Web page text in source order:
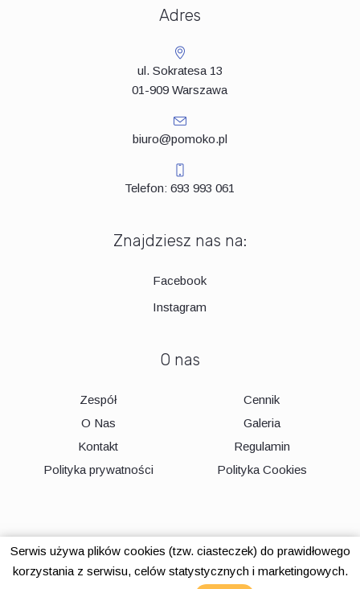
Adres
ul. Sokratesa 13
01-909 Warszawa
biuro@pomoko.pl
Telefon: 693 993 061
Znajdziesz nas na:
Facebook
Instagram
O nas
Zespół
Cennik
O Nas
Galeria
Kontakt
Regulamin
Polityka prywatności
Polityka Cookies
Serwis używa plików cookies (tzw. ciasteczek) do prawidłowego
korzystania z serwisu, celów statystycznych i marketingowych.